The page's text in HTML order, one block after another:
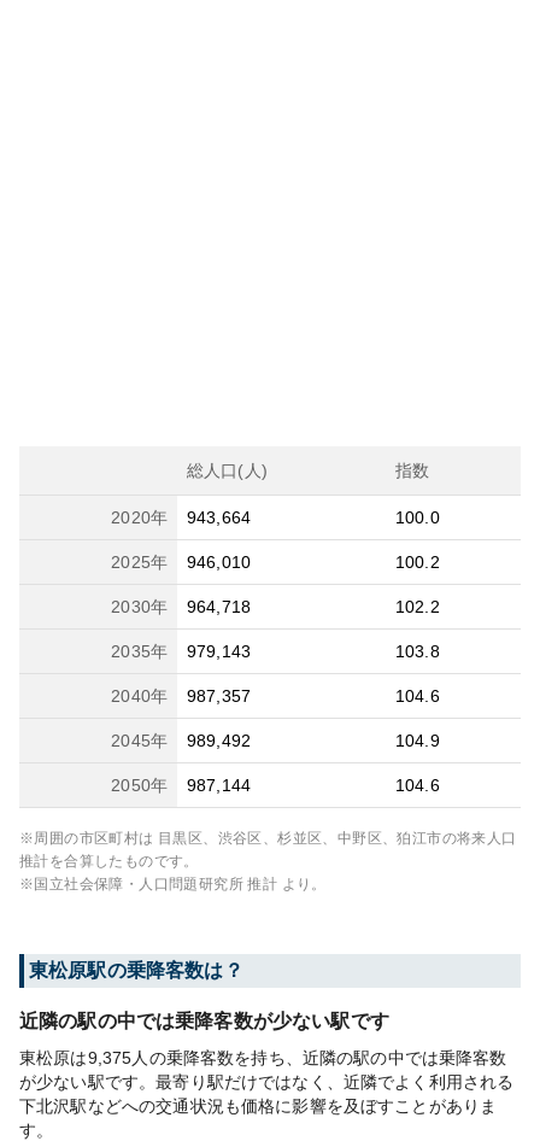
総人口(人) 指数
2020年 943,664 100.0
2025年 946,010 100.2
2030年 964,718 102.2
2035年 979,143 103.8
2040年 987,357 104.6
2045年 989,492 104.9
2050年 987,144 104.6
※周囲の市区町村は 目黒区、渋谷区、杉並区、中野区、狛江市の将来人口
推計を合算したものです。
※国立社会保障・人口問題研究所 推計 より。
東松原駅の乗降客数は？
近隣の駅の中では乗降客数が少ない駅です
東松原は9,375人の乗降客数を持ち、近隣の駅の中では乗降客数
が少ない駅です。最寄り駅だけではなく、近隣でよく利用される
下北沢駅などへの交通状況も価格に影響を及ぼすことがありま
す。